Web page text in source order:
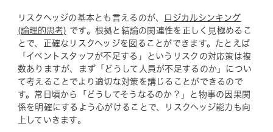
リスクヘッジの基本とも言えるのが、
ロジカルシンキング
(論理的思考) です。根拠と結論の関連性を正しく見極めるこ
とで、正確なリスクヘッジを図ることができます。たとえば
「イベントスタッフが不足する」というリスクの対応策は複
数ありますが、まず「どうして人員が不足するのか」につい
て考えることでより適切な対策を講じることができるので
す。常日頃から「どうしてそうなるのか？」と物事の因果関
係を明確にするよう心がけることで、リスクヘッジ能力も向
上していきます。